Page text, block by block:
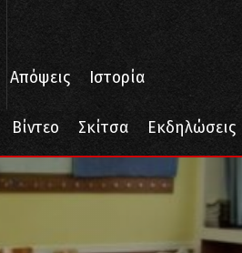
Απόψεις Ιστορία
Βίντεο Σκίτσα Εκδηλώσεις